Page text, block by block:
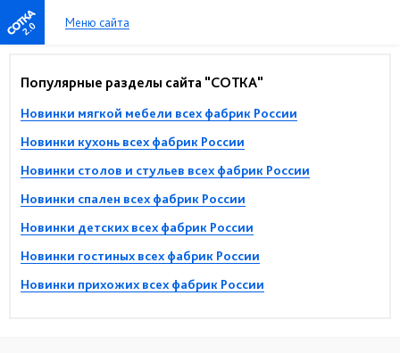
2.0 Меню сайта
Популярные разделы сайта "СОТКА"
Новинки мягкой мебели всех фабрик России
Новинки кухонь всех фабрик России
Новинки столов и стульев всех фабрик России
Новинки спален всех фабрик России
Новинки детских всех фабрик России
Новинки гостиных всех фабрик России
Новинки прихожих всех фабрик России